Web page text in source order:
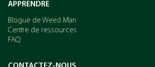
APPRENDRE
Blogue de Weed Man
Centre de ressources
FAQ